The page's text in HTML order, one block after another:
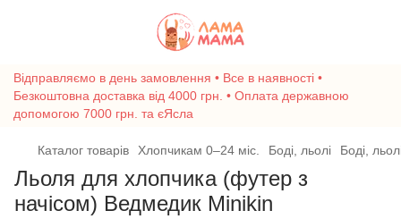
Відправляємо в день замовлення • Все в наявності •
Безкоштовна доставка від 4000 грн. • Оплата державною
допомогою 7000 грн. та єЯсла
Каталог товарів Хлопчикам 0–24 міс. Боді, льолі Боді,
Льоля для хлопчика (футер з
начісом) Ведмедик Minikin